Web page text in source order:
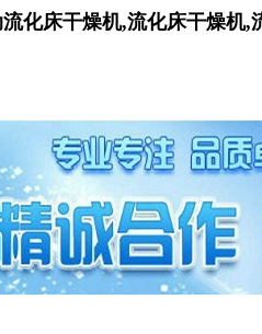
化床干燥机,流化床干燥机,